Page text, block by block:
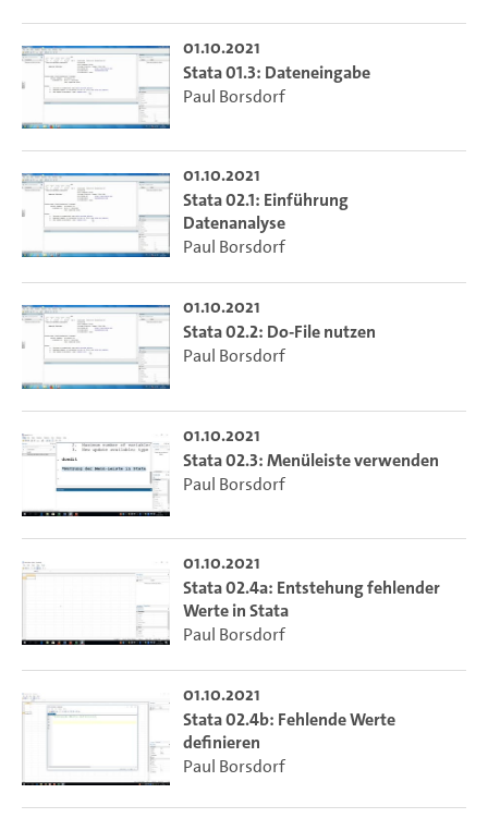
01.10.2021
Stata 01.3: Dateneingabe
Paul Borsdorf
01.10.2021
Stata 02.1: Einführung
Datenanalyse
Paul Borsdorf
01.10.2021
Stata 02.2: Do-File nutzen
Paul Borsdorf
01.10.2021
Stata 02.3: Menüleiste verwenden
Paul Borsdorf
01.10.2021
Stata 02.4a: Entstehung fehlender
Werte in Stata
Paul Borsdorf
01.10.2021
Stata 02.4b: Fehlende Werte
definieren
Paul Borsdorf